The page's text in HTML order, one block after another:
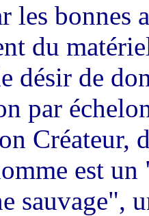
les bonnes
du
désir de
par
Créateur,
est
sauvage",